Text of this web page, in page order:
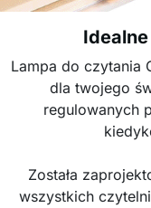
Lampa do czytania
dla twojego
regulowanych
Została
wszystkich